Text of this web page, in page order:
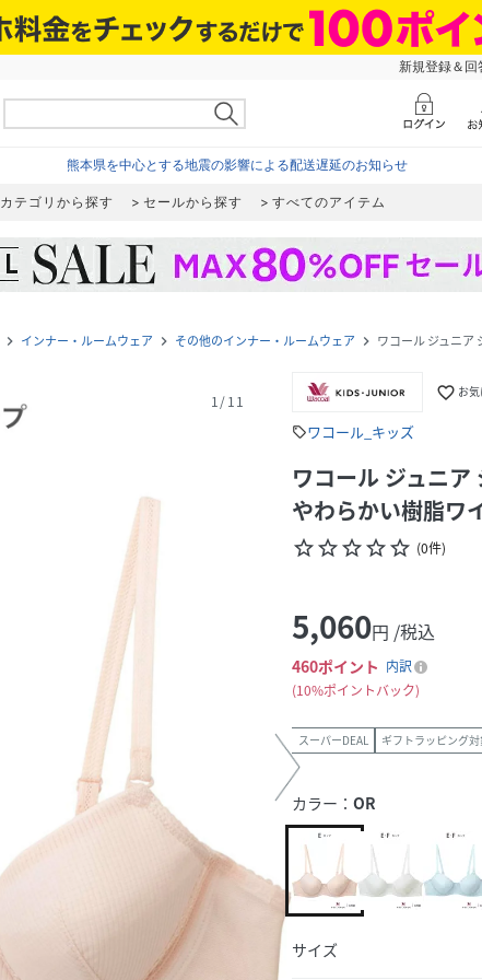
新規登録＆
熊本県を中心とする地震の影響による配送遅延のお知らせ
カテゴリから探す セールから探す すべてのアイテム
navigate_next インナー・ルームウェア navigate_next その他のインナー・ルームウェア navigate_next ワコール ジュニア
1/11 favorite_border お
sellワコール_キッズ
ワコール ジュニ
やわらかい樹脂ワ
star_borderstar_borderstar_borderstar_borderstar_border (0件)
5,060円 /税込
460ポイント 内訳
10%ポイントバック
スーパーDEAL ギフトラッピング対
カラー： OR
サイズ